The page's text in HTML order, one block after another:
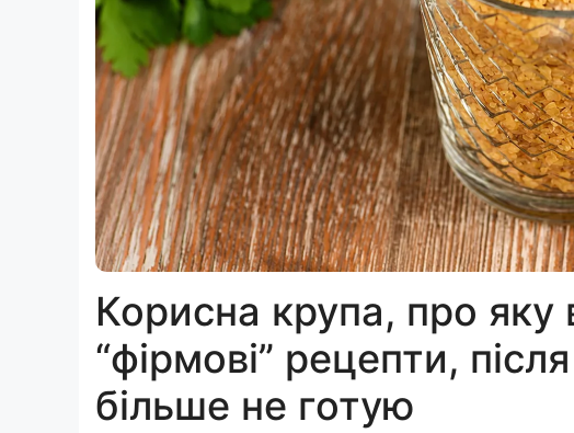
Корисна крупа, про яку
“фірмові” рецепти,
більше не готую